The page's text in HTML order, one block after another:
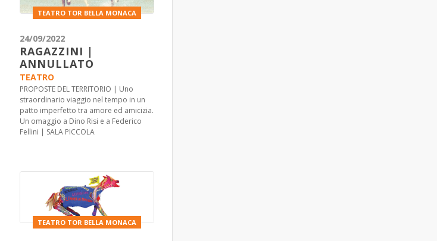
TEATRO TOR BELLA MONACA
24/09/2022
RAGAZZINI |
ANNULLATO
TEATRO
PROPOSTE DEL TERRITORIO | Uno
straordinario viaggio nel tempo in un
patto imperfetto tra amore ed amicizia.
Un omaggio a Dino Risi e a Federico
Fellini | SALA PICCOLA
TEATRO TOR BELLA MONACA